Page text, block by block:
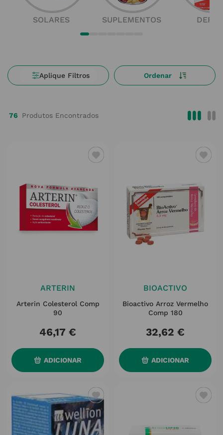
SOLARES SUPLEMENTOS
76
ARTERIN
Arterin Colesterol Comp
90
46,17 €
ADICIONAR
BIOACTIVO
Bioactivo Arroz Vermelho
Comp 180
32,62 €
ADICIONAR